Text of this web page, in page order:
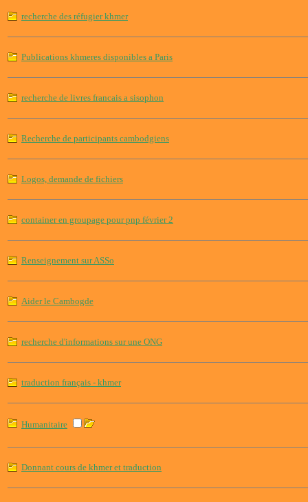
recherche des réfugier khmer
Publications khmeres disponibles a Paris
recherche de livres francais a sisophon
Recherche de participants cambodgiens
Logos, demande de fichiers
container en groupage pour pnp février 2
Renseignement sur ASSo
Aider le Cambogde
recherche d'informations sur une ONG
traduction français - khmer
Humanitaire
Donnant cours de khmer et traduction